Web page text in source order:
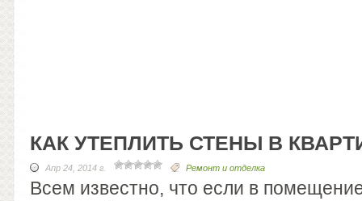
КАК УТЕПЛИТЬ СТЕНЫ В
Апр 24, 2014 г. Ремонт и отделка
Всем известно, что если в